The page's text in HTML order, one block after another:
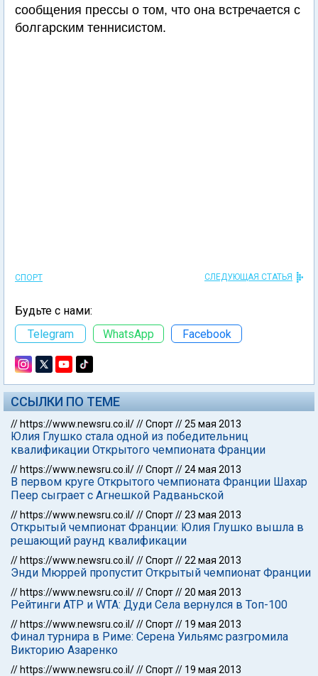
сообщения прессы о том, что она встречается с
болгарским теннисистом.
СПОРТ СЛЕДУЮЩАЯ СТАТЬЯ
Будьте с нами:
Telegram
WhatsApp Facebook
ССЫЛКИ ПО ТЕМЕ
// https://www.newsru.co.il///Спорт//25 мая 2013
Юлия Глушко стала одной из победительниц
квалификации Открытого чемпионата Франции
// https://www.newsru.co.il///Спорт//24 мая 2013
В первом круге Открытого чемпионата Франции Шахар
Пеер сыграет с Агнешкой Радваньской
// https://www.newsru.co.il///Спорт//23 мая 2013
Открытый чемпионат Франции: Юлия Глушко вышла в
решающий раунд квалификации
// https://www.newsru.co.il///Спорт//22 мая 2013
Энди Мюррей пропустит Открытый чемпионат Франции
// https://www.newsru.co.il///Спорт//20 мая 2013
Рейтинги АТР и WTA: Дуди Села вернулся в Топ-100
// https://www.newsru.co.il///Спорт// 19 мая 2013
Финал турнира в Риме: Серена Уильямс разгромила
Викторию Азаренко
// https://www.newsru.co.il///Спорт// 19 мая 2013